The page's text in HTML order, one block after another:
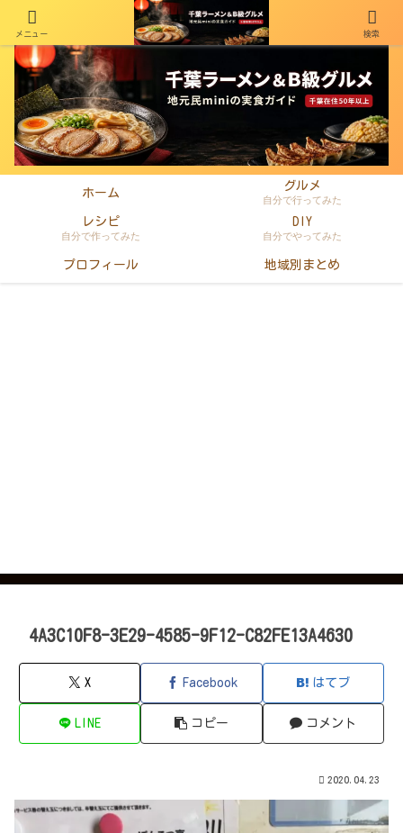
千葉在住50年以上のminiがラーメン・町中華・B級グルメを本音レビュー
ホーム
グルメ
自分で行ってみた
レシピ
自分で作ってみた
DIY
自分でやってみた
プロフィール 地域別まとめ
4A3C10F8-3E29-4585-9F12-C82FE13A4630
X Facebook はてブ
LINE コピー コメント
2020.04.23
メニュー 検索